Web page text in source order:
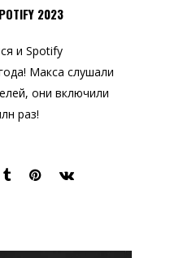
2023
и Spotify
Макса слушали
они включили
раз!